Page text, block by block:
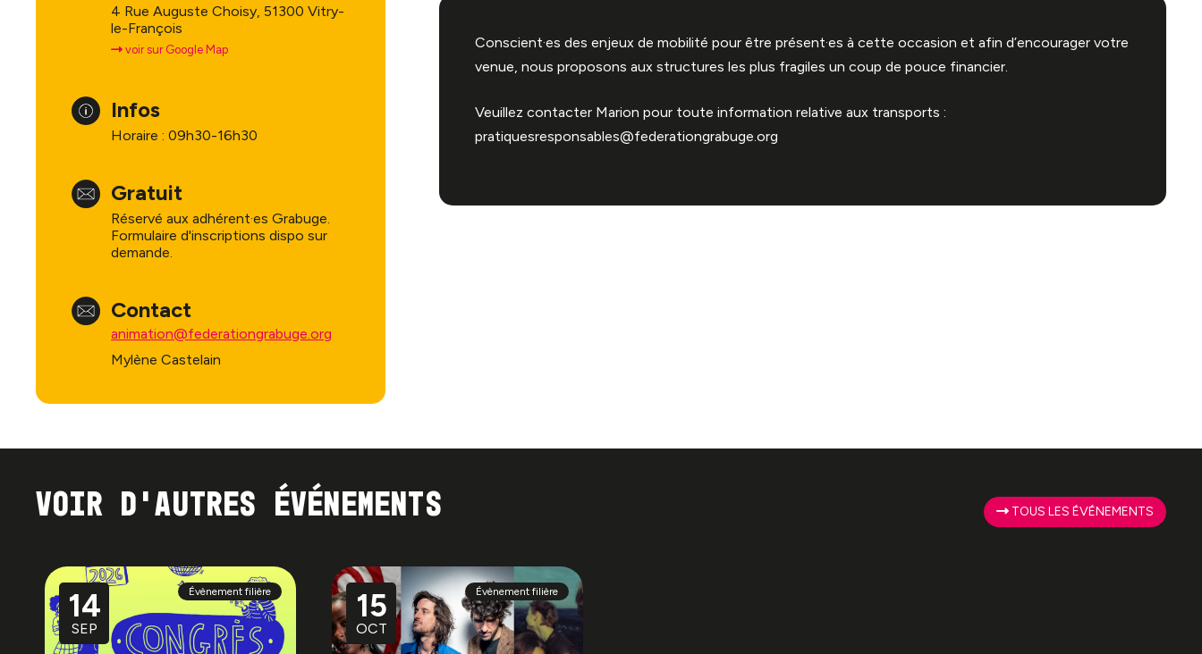
4 Rue Auguste Choisy, 51300 Vitry-
le-François
voir sur Google Map
Infos
Horaire : 09h30-16h30
Gratuit
Réservé aux adhérent·es Grabuge.
Formulaire d'inscriptions dispo sur
demande.
Contact
animation@federationgrabuge.org
Mylène Castelain
Conscient·es des enjeux de mobilité pour être présent·es à cette occasion et afin d’encourager votre
venue, nous proposons aux structures les plus fragiles un coup de pouce financier.
Veuillez contacter Marion pour toute information relative aux transports :
pratiquesresponsables@federationgrabuge.org
Voir d'autres événements TOUS LES ÉVÉNEMENTS
14
SEP
Évènement filière 15
OCT
Évènement filière